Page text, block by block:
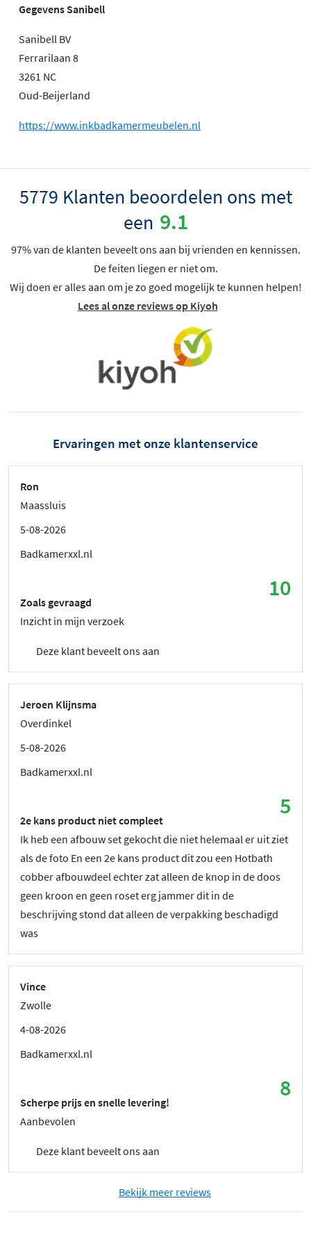
Gegevens Sanibell
Sanibell BV
Ferrarilaan 8
3261 NC
Oud-Beijerland
https://www.inkbadkamermeubelen.nl
5779 Klanten beoordelen ons met
een 9.1
97% van de klanten beveelt ons aan bij vrienden en kennissen.
De feiten liegen er niet om.
Wij doen er alles aan om je zo goed mogelijk te kunnen helpen!
Lees al onze reviews op Kiyoh
Ervaringen met onze klantenservice
Ron
Maassluis
5-08-2026
Badkamerxxl.nl
10
Zoals gevraagd
Inzicht in mijn verzoek
Deze klant beveelt ons aan
Jeroen Klijnsma
Overdinkel
5-08-2026
Badkamerxxl.nl
5
2e kans product niet compleet
Ik heb een afbouw set gekocht die niet helemaal er uit ziet
als de foto En een 2e kans product dit zou een Hotbath
cobber afbouwdeel echter zat alleen de knop in de doos
geen kroon en geen roset erg jammer dit in de
beschrijving stond dat alleen de verpakking beschadigd
was
Vince
Zwolle
4-08-2026
Badkamerxxl.nl
8
Scherpe prijs en snelle levering!
Aanbevolen
Deze klant beveelt ons aan
Bekijk meer reviews